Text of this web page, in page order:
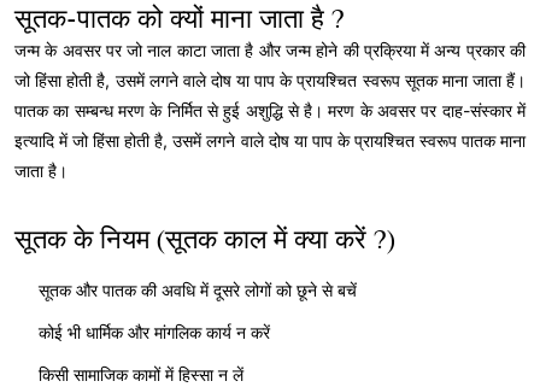
सूतक-पातक को क्यों माना जाता है ?
जन्म के अवसर पर जो नाल काटा जाता है और जन्म होने की प्रक्रिया में अन्य प्रकार की
जो हिंसा होती है, उसमें लगने वाले दोष या पाप के प्रायश्चित स्वरूप सूतक माना जाता हैं।
पातक का सम्बन्ध मरण के निर्मित से हुई अशुद्धि से है। मरण के अवसर पर दाह-संस्कार में
इत्यादि में जो हिंसा होती है, उसमें लगने वाले दोष या पाप के प्रायश्चित स्वरूप पातक माना
जाता है।
सूतक के नियम (सूतक काल में क्या करें ?)
सूतक और पातक की अवधि में दूसरे लोगों को छूने से बचें
कोई भी धार्मिक और मांगलिक कार्य न करें
किसी सामाजिक कामों में हिस्सा न लें